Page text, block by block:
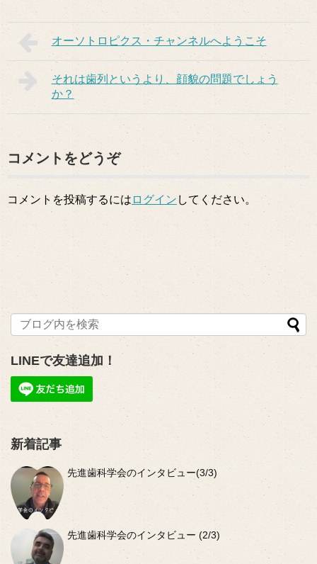
オーソトロピクス・チャンネルへようこそ
それは歯列というより、顔貌の問題でしょう
か？
コメントをどうぞ
コメントを投稿するには ログイン してください。
LINEで友達追加！
新着記事
先進歯科学会のインタビュー(3/3)
先進歯科学会のインタビュー (2/3)